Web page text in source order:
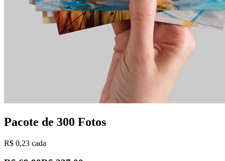
Pacote de 300 Fotos
R$ 0,23 cada